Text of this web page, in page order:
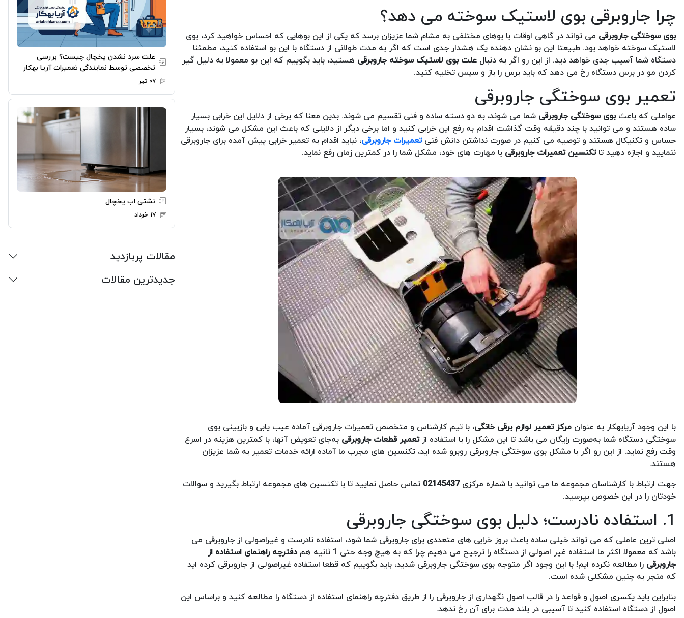
چرا جاروبرقی بوی لاستیک سوخته می دهد؟
بوی سوختگی جاروبرقی می تواند در گاهی اوقات با بوهای مختلفی به مشام شما عزیزان برسد که یکی از این بوهایی که احساس خواهید کرد، بوی
لاستیک سوخته خواهد بود. طبیعتا این بو نشان دهنده یک هشدار جدی است که اگر به مدت طولانی از دستگاه با این بو استفاده کنید، مطمئنا
دستگاه شما آسیب جدی خواهد دید. از این رو اگر به دنبال علت بوی لاستیک سوخته جاروبرقی هستید، باید بگوییم که این بو معمولا به دلیل گیر
کردن مو در برس دستگاه رخ می دهد که باید برس را باز و سپس تخلیه کنید.
تعمیر بوی سوختگی جاروبرقی
عواملی که باعثبوی سوختگی جاروبرقی شما می شوند، به دو دسته ساده و فنی تقسیم می شوند. بدین معنا که برخی از دلایل این خرابی بسیار
ساده هستند و می توانید با چند دقیقه وقت گذاشت اقدام به رفع این خرابی کنید و اما برخی دیگر از دلایلی که باعث این مشکل می شوند، بسیار
حساس و تکنیکال هستند و توصیه می کنیم در صورت نداشتن دانش فنیتعمیرات جاروبرقی، نباید اقدام به تعمیر خرابی پیش آمده برای جاروبرقی
ننمایید و اجازه دهید تاتکنسین تعمیرات جاروبرقی با مهارت های خود، مشکل شما را در کمترین زمان رفع نماید.
با این وجود آریابهکار به عنوان مرکز تعمیر لوازم برقی خانگی، با تیم کارشناس و متخصص تعمیرات جاروبرقی آماده عیب یابی و بازبینی بوی
سوختگی دستگاه شما به‌صورت رایگان می باشد تا این مشکل را با استفاده ازتعمیر قطعات جاروبرقی به‌جای تعویض آنها، با کمترین هزینه در اسرع
وقت رفع نماید. از این رو اگر با مشکل بوی سوختگی جاروبرقی روبرو شده اید، تکنسین های مجرب ما آماده ارائه خدمات تعمیر به شما عزیزان
هستند.
جهت ارتباط با کارشناسان مجموعه ما می توانید با شماره مرکزی02145437 تماس حاصل نمایید تا با تکنسین های مجموعه ارتباط بگیرید و سوالات
خودتان را در این خصوص بپرسید.
1. استفاده نادرست؛ دلیل بوی سوختگی جاروبرقی
اصلی ترین عاملی که می تواند خیلی ساده باعث بروز خرابی های متعددی برای جاروبرقی شما شود، استفاده نادرست و غیراصولی از جاروبرقی می
باشد که معمولا اکثر ما استفاده غیر اصولی از دستگاه را ترجیح می دهیم چرا که به هیچ وجه حتی 1 ثانیه هم
دفترچه راهنمای استفاده از
جاروبرقی را مطالعه نکرده ایم! با این وجود اگر متوجه بوی سوختگی جاروبرقی شدید، باید بگوییم که قطعا استفاده غیراصولی از جاروبرقی کرده اید
که منجر به چنین مشکلی شده است.
بنابراین باید یکسری اصول و قواعد را در قالب اصول نگهداری از جاروبرقی را از طریق دفترچه راهنمای استفاده از دستگاه را مطالعه کنید و براساس این
اصول از دستگاه استفاده کنید تا آسیبی در بلند مدت برای آن رخ ندهد.
علت سرد نشدن یخچال چیست؟ بررسی
تخصصی توسط نمایندگی تعمیرات آریا بهکار
۰۷ تیر
نشتی اب یخچال
۱۷ خرداد
مقالات پربازدید
جدیدترین مقالات